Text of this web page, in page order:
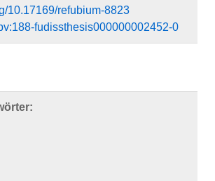
10.17169/refubium-8823
fudissthesis000000002452-0